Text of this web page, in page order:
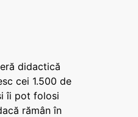
didactică
cei 1.500 de
îi pot folosi
rămân în